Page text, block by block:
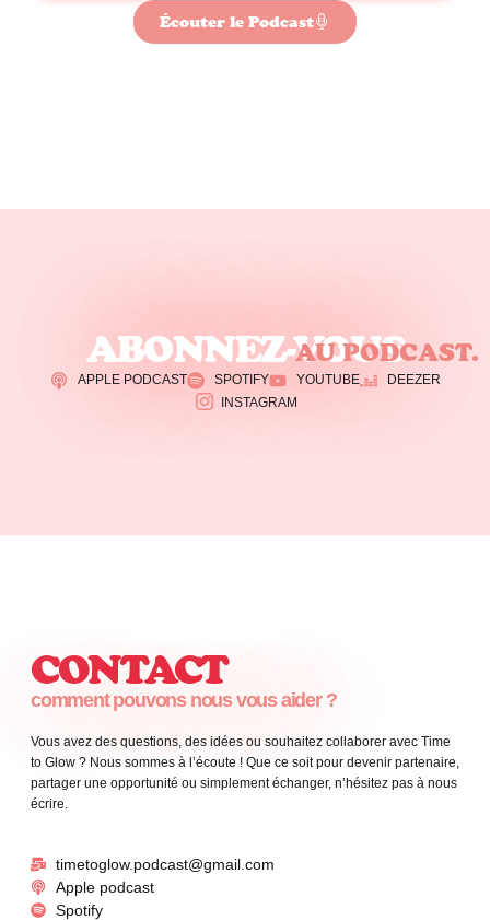
Écouter le Podcast
ABONNEZ-VOUS
AU PODCAST.
APPLE PODCAST SPOTIFY YOUTUBE
DEEZER
INSTAGRAM
CONTACT
comment pouvons nous vous aider ?
Vous avez des questions, des idées ou souhaitez collaborer avec Time
to Glow ? Nous sommes à l’écoute ! Que ce soit pour devenir partenaire,
partager une opportunité ou simplement échanger, n’hésitez pas à nous
écrire.
timetoglow.podcast@gmail.com
Apple podcast
Spotify